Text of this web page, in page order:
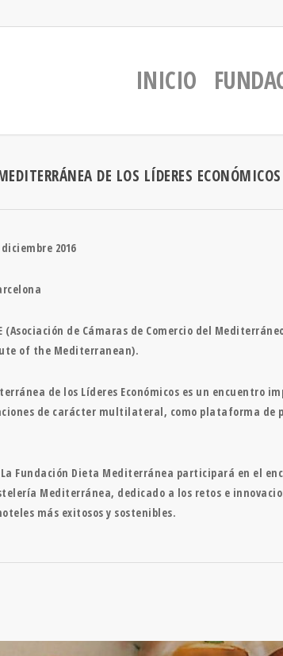
INICIO
DE LOS LÍDERES ECONÓMICOS
2016
(Asociación de Cámaras de Comercio del
of the Mediterranean).
de los Líderes Económicos es un encuentro
de carácter multilateral, como plataforma de
Fundación Dieta Mediterránea participará en el
Mediterránea, dedicado a los retos e
más exitosos y sostenibles.